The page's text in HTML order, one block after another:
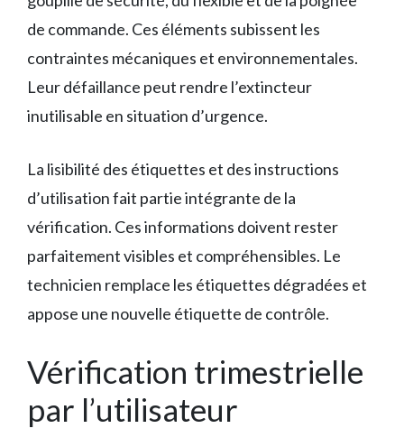
de commande. Ces éléments subissent les
contraintes mécaniques et environnementales.
Leur défaillance peut rendre l’extincteur
inutilisable en situation d’urgence.
La lisibilité des étiquettes et des instructions
d’utilisation fait partie intégrante de la
vérification. Ces informations doivent rester
parfaitement visibles et compréhensibles. Le
technicien remplace les étiquettes dégradées et
appose une nouvelle étiquette de contrôle.
Vérification trimestrielle
par l’utilisateur